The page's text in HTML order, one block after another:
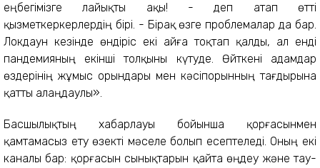
еңбегімізге лайықты ақы! - деп атап өтті
қызметкеркерлердің бірі. - Бірақ өзге проблемалар да бар.
Локдаун кезінде өндіріс екі айға тоқтап қалды, ал енді
пандемияның екінші толқыны күтуде. Өйткені адамдар
өздерінің жұмыс орындары мен кәсіпорынның тағдырына
қатты алаңдаулы».
Басшылықтың хабарлауы бойынша қорғасынмен
қамтамасыз ету өзекті мәселе болып есептеледі. Оның екі
каналы бар: қорғасын сынықтарын қайта өңдеу және тау-